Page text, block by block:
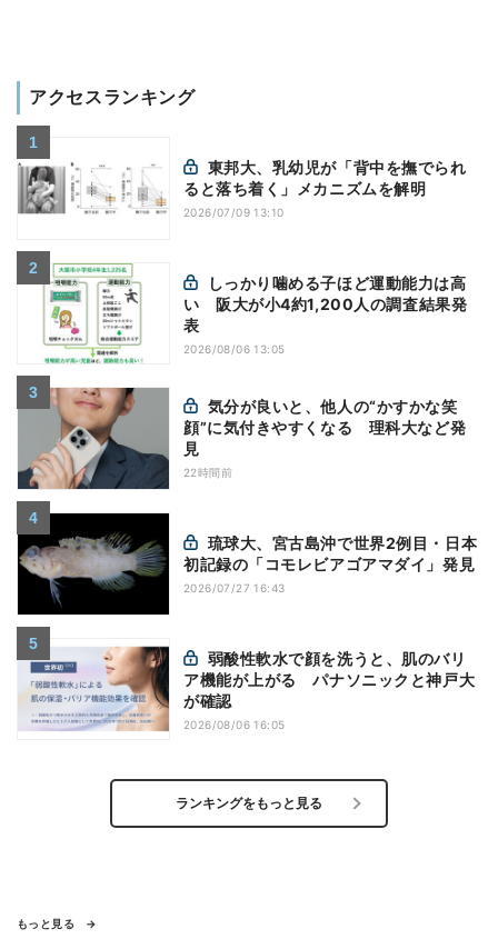
アクセスランキング
ると落ち着く」メカニズムを解明
2026/07/09 13:10
い 阪大が小4約1,200人の調査結果発
表
2026/08/06 13:05
顔”に気付きやすくなる 理科大など発
見
22時間前
初記録の「コモレビアゴアマダイ」発見
2026/07/27 16:43
ア機能が上がる パナソニックと神戸大
が確認
2026/08/06 16:05
ランキングをもっと見る
もっと見る